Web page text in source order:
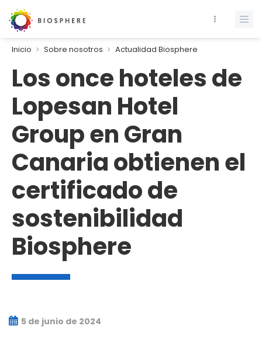
Inicio Sobre nosotros Actualidad Biosphere
Los once hoteles de
Lopesan Hotel
Group en Gran
Canaria obtienen el
certificado de
sostenibilidad
Biosphere
5 de junio de 2024